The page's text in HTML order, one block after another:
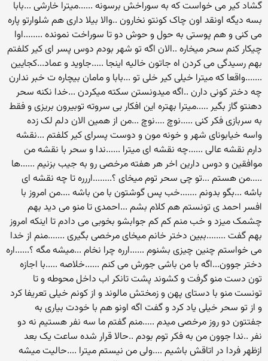
گشاد کیر می خواست که به سوراخش برسونه ......میترا خارشی ...بابا
بسه دیگه اونقد اون چاک کونتو نخارون ..والا بیلا داری هم شلوارتو پاره
می کنی و هم پوستی به حول و حوش دو تا سوراخت نمونده ........اوا
چیکار کنم سحر میخاره ..الان اگه تو شهر بودم دوس پسر ای کیر کلفتم
بهم رسیدگی می کردن اه جاتون خالیه اینجا .....جاوید و عماد...کجایین
.......واقعا که میترا خیلی کیر خلی تو ...بابا و مامان بیچاره ت خبر ندارن
چه دختر کونی دارن ..اگه میدونستن سکته میکردن ...خدا نکنه سحر
دهنتو گاز بگیر .....میترا بهتره این افکار بی سروته توبیرون بریزی و فقط
به سربازی فکر کنی .....نوچ ....نوچ ...من از همین الان دلم لک زده
واسه خیابونای شهر و خونه مون و دوست پسرای کیر کلفتم ...نقشه
دارم نقشه عالی ......چه نقشه ای میترا ......ندا و سحر با نقشه من
موافقین و دوس دارین اخر هر هفته مرخصی رو به جیب بزنیم ......ها
.....من هستم ...تو چی سحر توم میخای ؟........اررره تا چه نقشه ای
باشه ...بگو بدونم .......خب پس گوشتون با من باشه ....من امروز با
افسر احمد ی تونستم هم کلام بشم ...احمدی تا منو می دید بهم
چشمک میزد و خب منم کم کم جوابشو بخوبی می دادم تا اینکه امروز
بهم گفت ........ببین دختر خانم میخای مرخصی بگیری .......منم از خدا
می خواستم چنین چیزی بشنوم ......ارره چرا نخام ...میشه مگه ؟......اره
دختر جوون...اگه با من باشی جورش می کنم ......خلاصه .....با اجازه
تون دست منو گرفت و کشوند پشت تانکر اب داخل محوطه و تا
تونست منو با دستای پهن و زمختش مالوند و از کونم خیلی تعریفا کرد
و از تو سحر خیلی یاد کرد و گفت اگه اونو هم با خودت بیاری به
جفتتون دو روز مرخصی میدم .....منم گفتم ما سه نفر هستیم نه دو
نفر ..ندا جوون من به فکر توم بودم ..حالا قرار شده ساعت یک بعد
ازظهر فردا در اتاقش باشیم ....ولی من نیستم میترا ....حالیت میشه